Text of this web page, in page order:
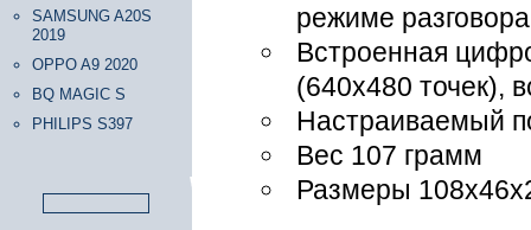
SAMSUNG A20S
2019
OPPO A9 2020
BQ MAGIC S
PHILIPS S397
режиме
Встроенная
(640x480 точек),
Настраиваемый
Вес 107 грамм
Размеры